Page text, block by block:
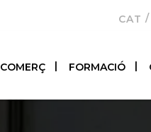
COMERÇ FORMACIÓ